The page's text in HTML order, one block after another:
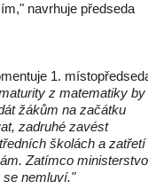
navrhuje předseda
1.
z matematiky by
žákům na začátku
zadruhé zavést
školách a zatřetí
Zatímco ministerstvo
nemluví."